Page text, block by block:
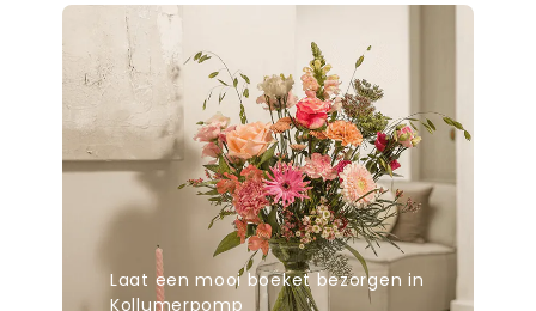
Laat een mooi boeket bezorgen in
Kollumerpomp